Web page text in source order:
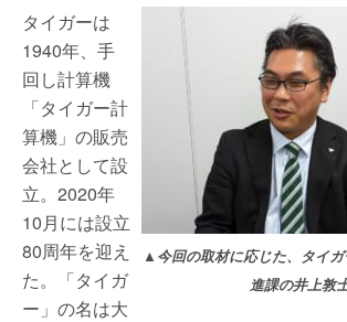
▲今回の取材に応じた、タイ
進課の井上敦
タイガーは
1940年、手
回し計算機
「タイガー計
算機」の販売
会社として設
立。2020年
10月には設立
80周年を迎え
た。「タイガ
ー」の名は大